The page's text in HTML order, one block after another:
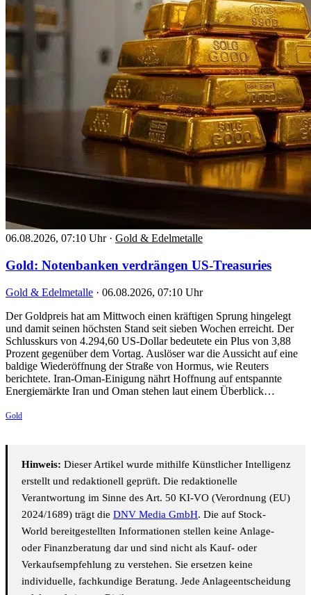
06.08.2026, 07:10 Uhr · Gold & Edelmetalle
Gold: Notenbanken verdrängen US-Treasuries
Gold & Edelmetalle · 06.08.2026, 07:10 Uhr
Der Goldpreis hat am Mittwoch einen kräftigen Sprung hingelegt
und damit seinen höchsten Stand seit sieben Wochen erreicht. Der
Schlusskurs von 4.294,60 US-Dollar bedeutete ein Plus von 3,88
Prozent gegenüber dem Vortag. Auslöser war die Aussicht auf eine
baldige Wiederöffnung der Straße von Hormus, wie Reuters
berichtete. Iran-Oman-Einigung nährt Hoffnung auf entspannte
Energiemärkte Iran und Oman stehen laut einem Überblick…
Gold
Hinweis: Dieser Artikel wurde mithilfe Künstlicher Intelligenz
erstellt und redaktionell geprüft. Die redaktionelle
Verantwortung im Sinne des Art. 50 KI-VO (Verordnung (EU)
2024/1689) trägt die DNV Media GmbH. Die auf Stock-
World bereitgestellten Informationen stellen keine Anlage-
oder Finanzberatung dar und sind nicht als Kauf- oder
Verkaufsempfehlung zu verstehen. Sie ersetzen keine
individuelle, fachkundige Beratung. Jede Anlageentscheidung